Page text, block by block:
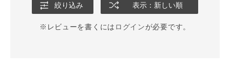
絞り込み 表示：新しい順
※レビューを書くには ログインが必要です。